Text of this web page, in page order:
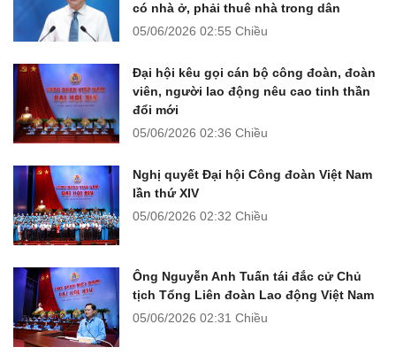
có nhà ở, phải thuê nhà trong dân
05/06/2026 02:55 Chiều
Đại hội kêu gọi cán bộ công đoàn, đoàn
viên, người lao động nêu cao tinh thần
đổi mới
05/06/2026 02:36 Chiều
Nghị quyết Đại hội Công đoàn Việt Nam
lần thứ XIV
05/06/2026 02:32 Chiều
Ông Nguyễn Anh Tuấn tái đắc cử Chủ
tịch Tổng Liên đoàn Lao động Việt Nam
05/06/2026 02:31 Chiều